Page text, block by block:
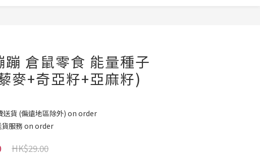
蹦 倉鼠零食 能量種子
麥+奇亞籽+亞麻籽)
送貨 (偏遠地區除外) on order
貨服務 on order
HK$29.00